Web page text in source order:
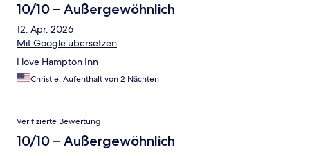
10/10 – Außergewöhnlich
12. Apr. 2026
Mit Google übersetzen
I love Hampton Inn
Christie, Aufenthalt von 2 Nächten
Verifizierte Bewertung
10/10 – Außergewöhnlich